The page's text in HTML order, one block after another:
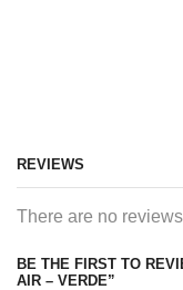
REVIEWS
There are no
BE THE FIRST TO
AIR – VERDE”